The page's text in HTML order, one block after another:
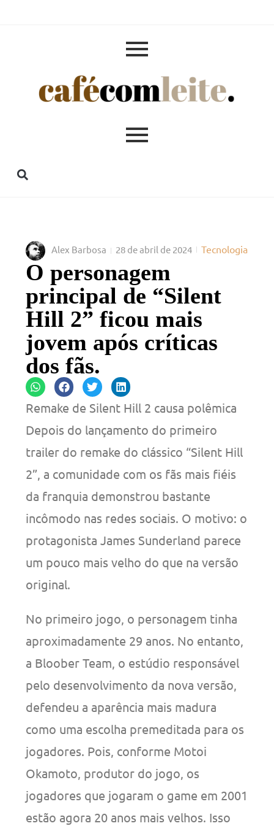
Alex Barbosa 28 de abril de 2024 Tecnologia
O personagem
principal de “Silent
Hill 2” ficou mais
jovem após críticas
dos fãs.
Remake de Silent Hill 2 causa polêmica
Depois do lançamento do primeiro
trailer do remake do clássico “Silent Hill
2”, a comunidade com os fãs mais fiéis
da franquia demonstrou bastante
incômodo nas redes sociais. O motivo: o
protagonista James Sunderland parece
um pouco mais velho do que na versão
original.
No primeiro jogo, o personagem tinha
aproximadamente 29 anos. No entanto,
a Bloober Team, o estúdio responsável
pelo desenvolvimento da nova versão,
defendeu a aparência mais madura
como uma escolha premeditada para os
jogadores. Pois, conforme Motoi
Okamoto, produtor do jogo, os
jogadores que jogaram o game em 2001
estão agora 20 anos mais velhos. Isso